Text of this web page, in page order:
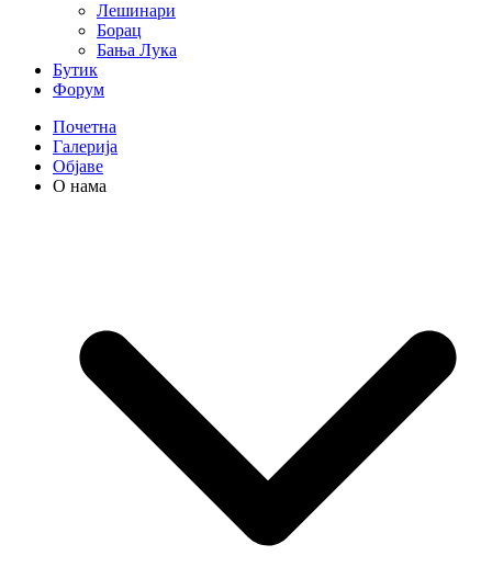
Лешинари
Борац
Бања Лука
Бутик
Форум
Почетна
Галерија
Објаве
О нама